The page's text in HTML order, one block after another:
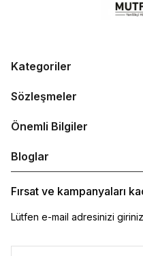
Kategoriler
Sözleşmeler
Önemli Bilgiler
Bloglar
Fırsat ve kampanyaları
Lütfen e-mail adresinizi giriniz